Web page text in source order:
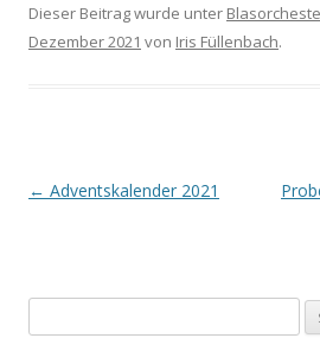
Dieser Beitrag wurde unter
Dezember 2021 von Iris Füllenbach.
Beitrags-
← Adventskalender 2021
nach: